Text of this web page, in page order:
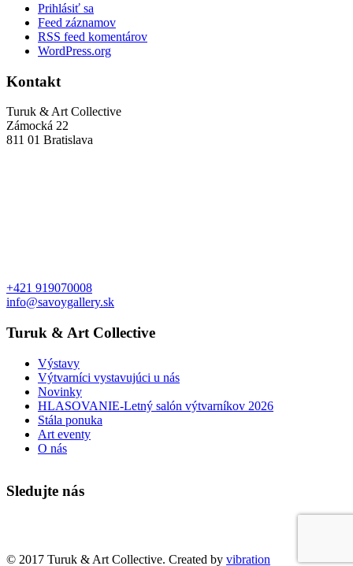
Prihlásiť sa
Feed záznamov
RSS feed komentárov
WordPress.org
Kontakt
Turuk & Art Collective
Zámocká 22
811 01 Bratislava
+421 919070008
info@savoygallery.sk
Turuk & Art Collective
Výstavy
Výtvarníci vystavujúci u nás
Novinky
HLASOVANIE-Letný salón výtvarníkov 2026
Stála ponuka
Art eventy
O nás
Sledujte nás
© 2017 Turuk & Art Collective. Created by vibration